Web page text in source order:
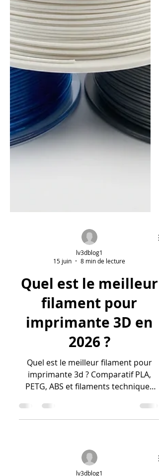
15 juin
8 min de lecture
Quel est le meilleur
filament pour
imprimante 3D en
Quel est le meilleur filament pour
pour choisir le matériau adapté à vos
projets.